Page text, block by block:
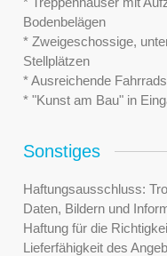
Bodenbelägen
* Zweigeschossige,
Stellplätzen
* Ausreichende
* "Kunst am Bau" in
Sonstiges
Haftungsausschluss:
Daten, Bildern und
Haftung für die
Lieferfähigkeit des